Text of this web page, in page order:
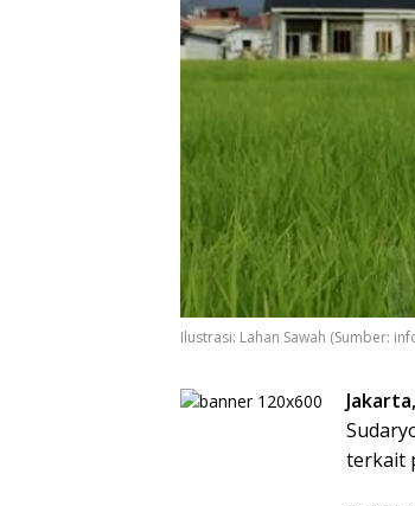
Ilustrasi: Lahan Sawah (Sumber:
terkait